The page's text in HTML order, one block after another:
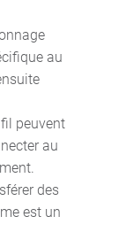
au
peuvent
au
des
est un